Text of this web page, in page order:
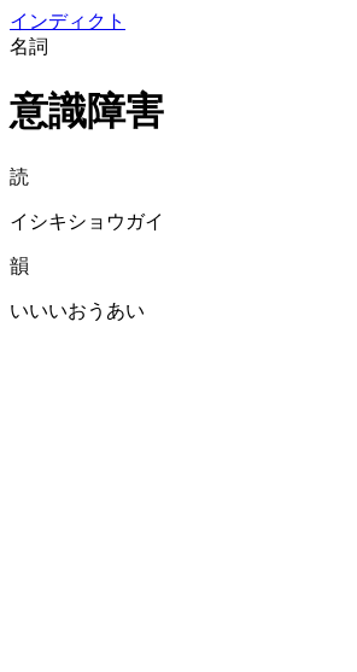
インディクト
名詞
意識障害
読
イシキショウガイ
韻
いいいおうあい